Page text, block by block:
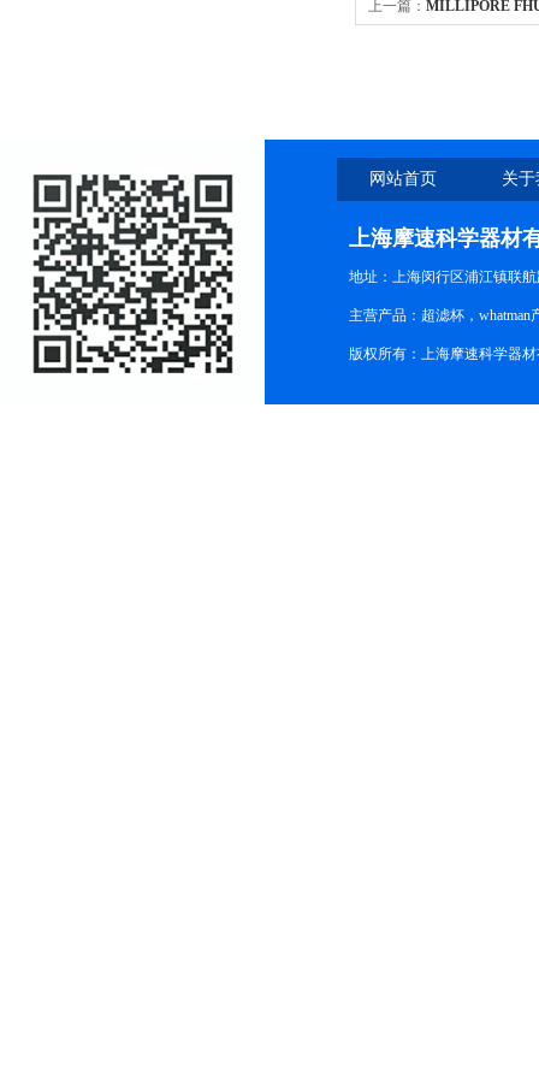
上一篇： MILLIPORE
网站首页 关
上海摩速科学器材
地址：上海闵行区浦江镇联航
主营产品：超滤杯，
版权所有：上海摩速科学器